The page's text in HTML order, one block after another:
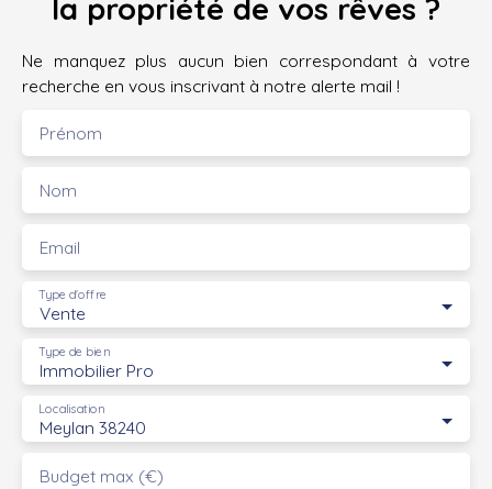
la propriété de vos rêves ?
Ne manquez plus aucun bien correspondant à votre
recherche en vous inscrivant à notre alerte mail !
Prénom
Nom
Email
Vente
Type d'offre
Immobilier Pro
Type de bien
Meylan 38240
Localisation
Budget max (€)